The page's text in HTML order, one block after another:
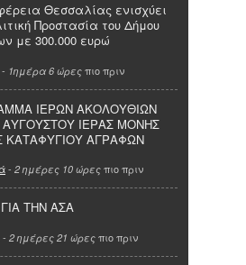
Θεσσαλίας ενισχύει
Προστασία του Δήμου
με 300.000 ευρώ
- 1ημέρα 6 ώρες πιο πριν
ΙΕΡΩΝ ΑΚΟΛΟΥΘΙΩΝ
ΙΕΡΑΣ ΜΟΝΗΣ
ΚΑΤΑΦΥΓΙΟΥ ΑΓΡΑΦΩΝ
- 2 ημέρες 10 ώρες πιο πριν
ΤΗΝ ΑΣΑ
- 2 ημέρες 21 ώρες πιο πριν